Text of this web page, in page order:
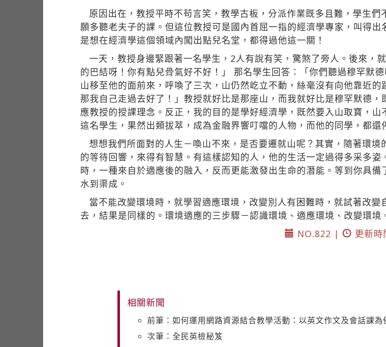
原因出在，教授平時不苟言笑，教學古板，分派作業既多且難，學生
願多聽老夫子的課。但這位教授可是國內首屈一指的經濟學專家，叫得
是想在經濟學這個領域內闖出點兒名堂，都得過他這一關！
一天，教授身邊緊跟著一名學生，2人有說有笑，驚煞了旁人。後來，
的巴結呀！你有點兒骨氣好不好！」 那名學生回答：「你們聽過穆罕默
山移至他的面前來，呼喚了三次，山仍然屹立不動，絲毫沒有向他靠近
那我自己走過去好了！」教授就好比是那座山，而我就好比是穆罕默德
應教授的授課理念。反正，我的目的是學好經濟學，既然要入山取寶，
這名學生，果然出類拔萃，成為金融界響叮噹的人物，而他的同學，都還
想想我們所面對的人生－喚山不來，是否要遷就山呢？其實，隨著環
的等待回響，來得有智慧。有這樣認知的人，他的生活一定過得多采多
時，一種來自於適應後的融入，反而更能激發出生命的潛能。等到你具
水到渠成。
當不能改變環境時，就學習適應環境，改變別人有困難時，就試著改
去，結果是同樣的。環境適應的三步驟－認識環境、適應環境、改變環境
NO.822 |
更新
相關新聞
前筆：如何運用網路資源結合教學活動：以英文作文及會話課
次筆：全民英檢秘笈